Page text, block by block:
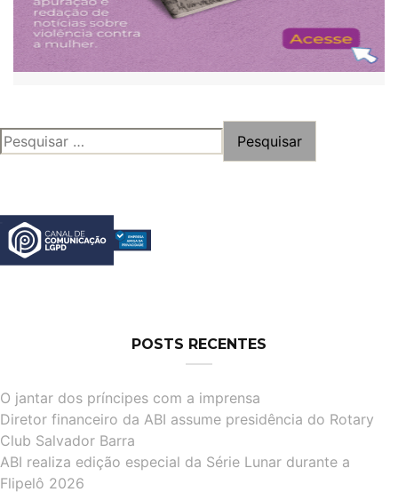
PESQUISAR
POR:
POSTS RECENTES
O jantar dos príncipes com a imprensa
Diretor financeiro da ABI assume presidência do Rotary
Club Salvador Barra
ABI realiza edição especial da Série Lunar durante a
Flipelô 2026